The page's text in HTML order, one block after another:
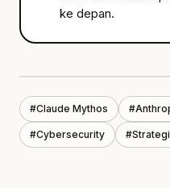
ke depan.
#Claude Mythos #
#Cybersecurity #